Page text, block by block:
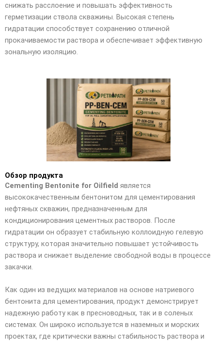
снижать расслоение и повышать эффективность
герметизации ствола скважины. Высокая степень
гидратации способствует сохранению отличной
прокачиваемости раствора и обеспечивает эффективную
зональную изоляцию.
Обзор продукта
Cementing Bentonite for Oilfield является
высококачественным бентонитом для цементирования
нефтяных скважин, предназначенным для
кондиционирования цементных растворов. После
гидратации он образует стабильную коллоидную гелевую
структуру, которая значительно повышает устойчивость
раствора и снижает выделение свободной воды в процессе
закачки.
Как один из ведущих материалов на основе натриевого
бентонита для цементирования, продукт демонстрирует
надежную работу как в пресноводных, так и в соленых
системах. Он широко используется в наземных и морских
проектах, где критически важны стабильность раствора и